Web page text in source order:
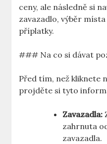
ceny, ale následně si
zavazadlo, výběr
příplatky.
### Na co si dávat
Před tím, než kliknete
projděte si tyto
Zavazadla:
zahrnuta
zavazadla.